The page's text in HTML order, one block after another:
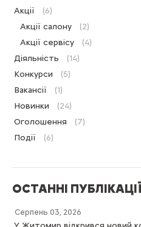
Акції
(6)
Акції салону
(2)
Акції сервісу
(4)
Діяльність
(14)
Конкурси
(5)
Вакансії
(1)
Новинки
(24)
Оголошення
(7)
Події
(6)
ОСТАННІ ПУБЛІКАЦІЇ
Серпень 03, 2026